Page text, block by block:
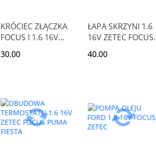
KRÓCIEC ZŁĄCZKA
FOCUS I 1.6 16V
FIESTA
30.00
ŁAPA SKRZYNI 1.6
16V ZETEC FOCUS
40.00